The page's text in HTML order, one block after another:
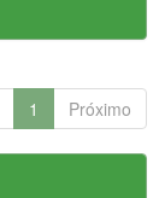
1 Próximo